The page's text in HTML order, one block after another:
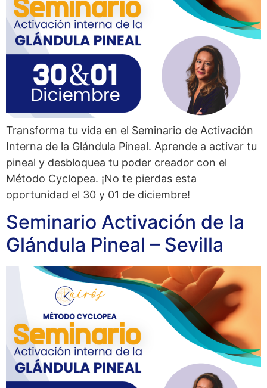
Transforma tu vida en el Seminario de Activación
Interna de la Glándula Pineal. Aprende a activar tu
pineal y desbloquea tu poder creador con el
Método Cyclopea. ¡No te pierdas esta
oportunidad el 30 y 01 de diciembre!​
Seminario Activación de la
Glándula Pineal – Sevilla